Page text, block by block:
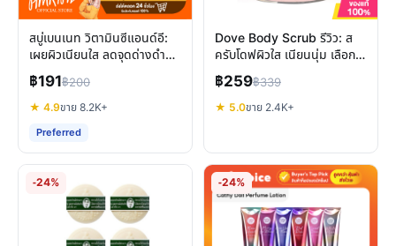
สบู่เบนเนท วิตามินซีแอนด์อี:
เผยผิวเนียนใส ลดจุดด่างดำ
สุขภาพดี
฿191฿200
★ 4.9ขาย 8.2K+
Preferred
Dove Body Scrub รีวิว: ส
ครับโดฟผิวใส เนียนนุ่ม เลือก
สูตรไหนดี?
฿259฿339
★ 5.0ขาย 2.4K+
-24% -24%